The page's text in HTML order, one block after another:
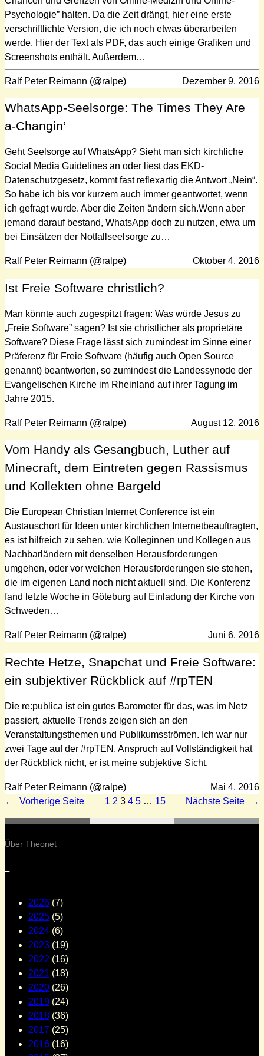
Psychologie” halten. Da die Zeit drängt, hier eine erste
verschriftlichte Version, die ich noch etwas überarbeiten
werde. Hier der Text als PDF, das auch einige Grafiken und
Screenshots enthält. Außerdem…
Ralf Peter Reimann (@ralpe) Dezember 9, 2016
WhatsApp-Seelsorge: The Times They Are
a-Changin‘
Geht Seelsorge auf WhatsApp? Sieht man sich kirchliche
Social Media Guidelines an oder liest das EKD-
Datenschutzgesetz, kommt fast reflexartig die Antwort „Nein“.
So habe ich bis vor kurzem auch immer geantwortet, wenn
ich gefragt wurde. Aber die Zeiten ändern sich.Wenn aber
jemand darauf bestand, WhatsApp doch zu nutzen, etwa um
bei Einsätzen der Notfallseelsorge zu…
Ralf Peter Reimann (@ralpe) Oktober 4, 2016
Ist Freie Software christlich?
Man könnte auch zugespitzt fragen: Was würde Jesus zu
„Freie Software” sagen? Ist sie christlicher als proprietäre
Software? Diese Frage lässt sich zumindest im Sinne einer
Präferenz für Freie Software (häufig auch Open Source
genannt) beantworten, so zumindest die Landessynode der
Evangelischen Kirche im Rheinland auf ihrer Tagung im
Jahre 2015.
Ralf Peter Reimann (@ralpe) August 12, 2016
Vom Handy als Gesangbuch, Luther auf
Minecraft, dem Eintreten gegen Rassismus
und Kollekten ohne Bargeld
Die European Christian Internet Conference ist ein
Austauschort für Ideen unter kirchlichen Internetbeauftragten,
es ist hilfreich zu sehen, wie Kolleginnen und Kollegen aus
Nachbarländern mit denselben Herausforderungen
umgehen, oder vor welchen Herausforderungen sie stehen,
die im eigenen Land noch nicht aktuell sind. Die Konferenz
fand letzte Woche in Göteburg auf Einladung der Kirche von
Schweden…
Ralf Peter Reimann (@ralpe) Juni 6, 2016
Rechte Hetze, Snapchat und Freie Software:
ein subjektiver Rückblick auf #rpTEN
Die re:publica ist ein gutes Barometer für das, was im Netz
passiert, aktuelle Trends zeigen sich an den
Veranstaltungsthemen und Publikumsströmen. Ich war nur
zwei Tage auf der #rpTEN, Anspruch auf Vollständigkeit hat
der Rückblick nicht, er ist meine subjektive Sicht.
Ralf Peter Reimann (@ralpe)
Mai 4, 2016
←
Vorherige Seite 1 2 3 4 5 … 15 Nächste Seite →
Über Theonet
–
2026 (7)
2025 (5)
2024 (6)
2023 (19)
2022 (16)
2021 (18)
2020 (26)
2019 (24)
2018 (36)
2017 (25)
2016 (16)